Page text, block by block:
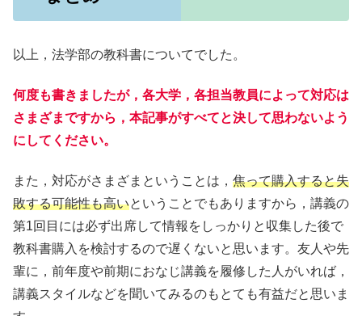
以上，法学部の教科書についてでした。
何度も書きましたが，各大学，各担当教員によって対応は
さまざまですから，本記事がすべてと決して思わないよう
にしてください。
また，対応がさまざまということは， 焦って購入すると失
敗する可能性も高いということでもありますから，講義の
第1回目には必ず出席して情報をしっかりと収集した後で
教科書購入を検討するので遅くないと思います。友人や先
輩に，前年度や前期におなじ講義を履修した人がいれば，
講義スタイルなどを聞いてみるのもとても有益だと思いま